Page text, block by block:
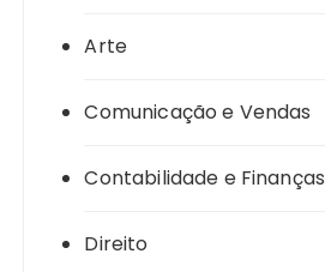
Arte
Comunicação e Vendas
Contabilidade e Finanças
Direito